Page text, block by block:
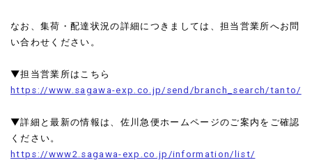
なお、集荷・配達状況の詳細につきましては、担当営業所へお問
い合わせください。
▼担当営業所はこちら
https://www.sagawa-exp.co.jp/send/branch_search/tanto/
▼詳細と最新の情報は、佐川急便ホームページのご案内をご確認
ください。
https://www2.sagawa-exp.co.jp/information/list/